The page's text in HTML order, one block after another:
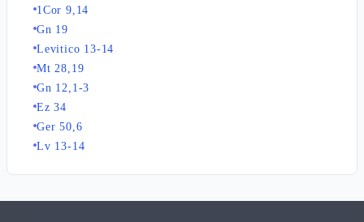
1Cor 9,14
Gn 19
Levitico 13-14
Mt 28,19
Gn 12,1-3
Ez 34
Ger 50,6
Lv 13-14